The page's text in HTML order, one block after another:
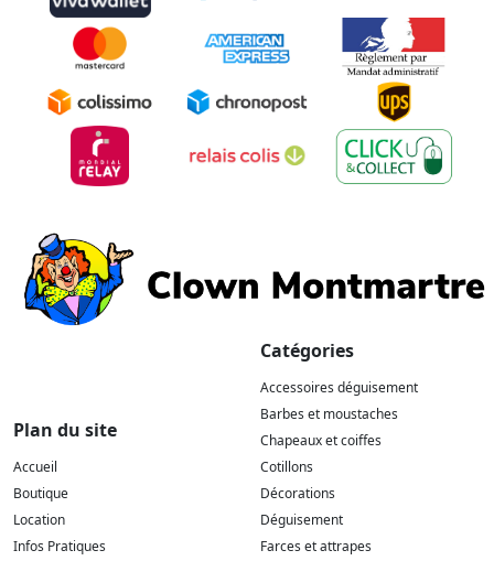
Plan du site
Accueil
Boutique
Location
Infos Pratiques
Catégories
Accessoires déguisement
Barbes et moustaches
Chapeaux et coiffes
Cotillons
Décorations
Déguisement
Farces et attrapes